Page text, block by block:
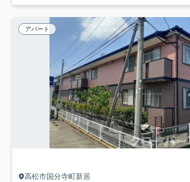
アパート
高松市国分寺町新居